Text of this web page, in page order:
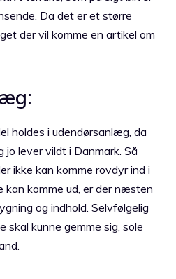
Da det er et større
der vil komme en artikel om
holdes i udendørsanlæg, da
lever vildt i Danmark. Så
ikke kan komme rovdyr ind i
komme ud, er der næsten
og indhold. Selvfølgelig
skal kunne gemme sig, sole